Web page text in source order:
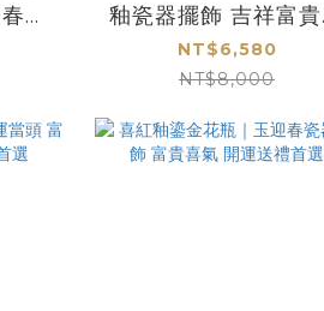
花
品
釉瓷器擺飾 吉祥富貴
禮首選
NT$6,580
NT$8,000